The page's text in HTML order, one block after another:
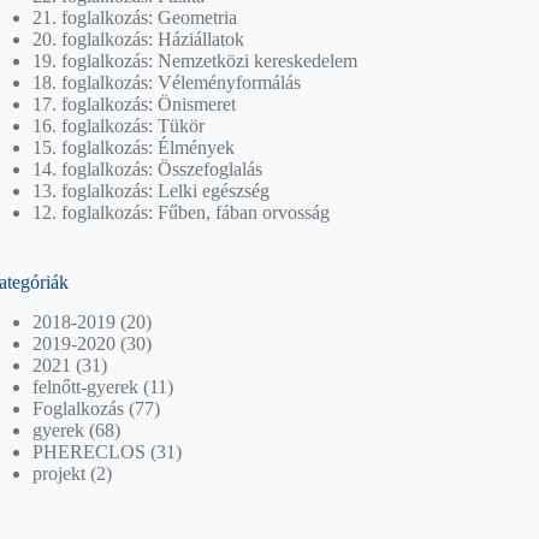
21. foglalkozás: Geometria
20. foglalkozás: Háziállatok
19. foglalkozás: Nemzetközi kereskedelem
18. foglalkozás: Véleményformálás
17. foglalkozás: Önismeret
16. foglalkozás: Tükör
15. foglalkozás: Élmények
14. foglalkozás: Összefoglalás
13. foglalkozás: Lelki egészség
12. foglalkozás: Fűben, fában orvosság
2018-2019 (20)
2019-2020 (30)
2021 (31)
felnőtt-gyerek (11)
Foglalkozás (77)
gyerek (68)
PHERECLOS (31)
projekt (2)